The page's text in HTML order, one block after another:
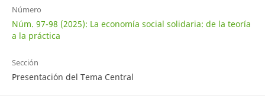
Número
Núm. 97-98 (2025): La economía social solidaria: de la teoría
a la práctica
Sección
Presentación del Tema Central